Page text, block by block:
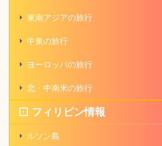
東南アジアの旅行
中東の旅行
ヨーロッパの旅行
北・中南米の旅行
フィリピン情報
ルソン島